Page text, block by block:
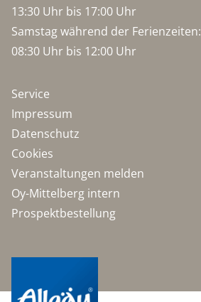
13:30 Uhr bis 17:00 Uhr
Samstag während der Ferienzeiten:
08:30 Uhr bis 12:00 Uhr
Service
Impressum
Datenschutz
Cookies
Veranstaltungen melden
Oy-Mittelberg intern
Prospektbestellung